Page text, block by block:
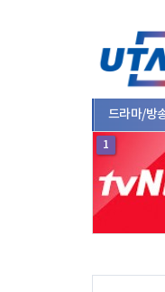
드라마/방
1